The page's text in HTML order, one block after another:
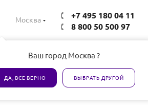
Москва
Ваш город Москва ?
ДА, ВСЕ ВЕРНО ВЫБРАТЬ ДРУГОЙ
+7 495 180 04 11
8 800 50 500 97
Все товары сертифицированы